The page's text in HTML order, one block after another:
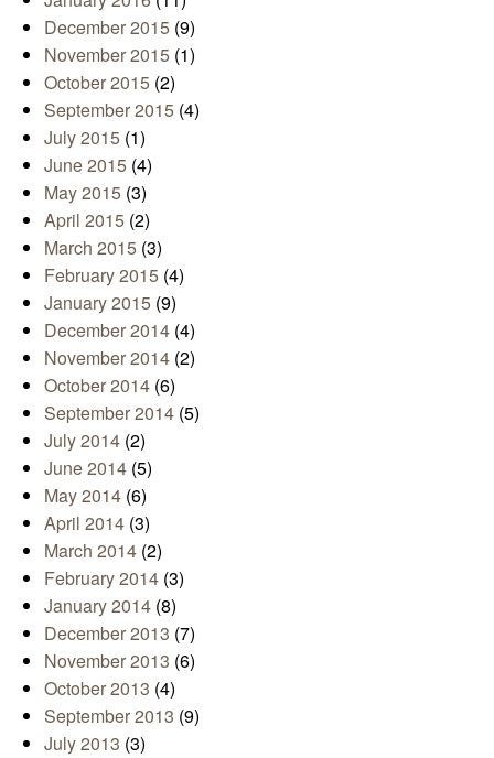
December 2015 (9)
November 2015 (1)
October 2015 (2)
September 2015 (4)
July 2015 (1)
June 2015 (4)
May 2015 (3)
April 2015 (2)
March 2015 (3)
February 2015 (4)
January 2015 (9)
December 2014 (4)
November 2014 (2)
October 2014 (6)
September 2014 (5)
July 2014 (2)
June 2014 (5)
May 2014 (6)
April 2014 (3)
March 2014 (2)
February 2014 (3)
January 2014 (8)
December 2013 (7)
November 2013 (6)
October 2013 (4)
September 2013 (9)
July 2013 (3)